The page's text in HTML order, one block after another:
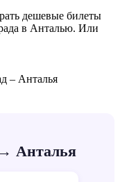
дешевые билеты
в Анталью. Или
– Анталья
Анталья